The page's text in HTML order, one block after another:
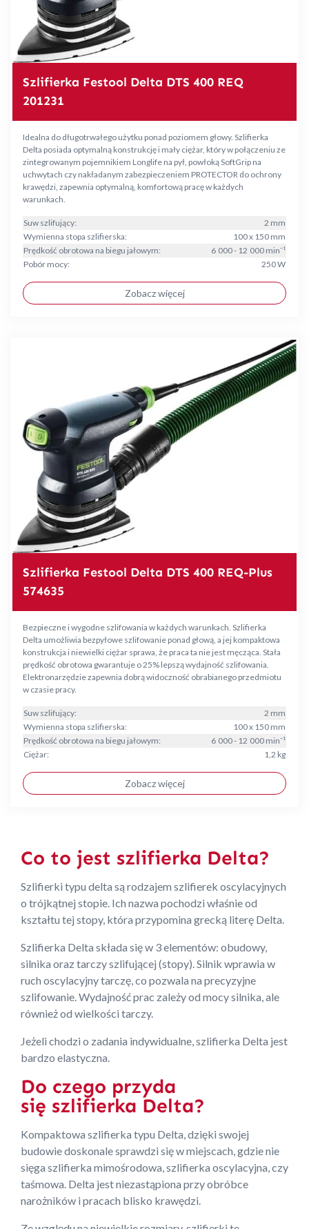
Szlifierka Festool Delta DTS 400 REQ
201231
Idealna do długotrwałego użytku ponad poziomem głowy. Szlifierka
Delta posiada optymalną konstrukcję i mały ciężar, który w połączeniu ze
zintegrowanym pojemnikiem Longlife na pył, powłoką SoftGrip na
uchwytach czy nakładanym zabezpieczeniem PROTECTOR do ochrony
krawędzi, zapewnia optymalną, komfortową pracę w każdych
warunkach.
Suw szlifujący:
2 mm
Wymienna stopa szlifierska:
100 x 150 mm
Prędkość obrotowa na biegu jałowym:
6 000 - 12 000 min⁻¹
Pobór mocy:
250 W
Zobacz więcej
Szlifierka Festool Delta DTS 400 REQ-Plus
574635
Bezpieczne i wygodne szlifowania w każdych warunkach. Szlifierka
Delta umożliwia bezpyłowe szlifowanie ponad głową, a jej kompaktowa
konstrukcja i niewielki ciężar sprawa, że praca ta nie jest męcząca. Stała
prędkość obrotowa gwarantuje o 25% lepszą wydajność szlifowania.
Elektronarzędzie zapewnia dobrą widoczność obrabianego przedmiotu
w czasie pracy.
Suw szlifujący:
2 mm
Wymienna stopa szlifierska:
100 x 150 mm
Prędkość obrotowa na biegu jałowym:
6 000 - 12 000 min⁻¹
Ciężar:
1,2 kg
Zobacz więcej
Co to jest szlifierka Delta?
Szlifierki typu delta są rodzajem szlifierek oscylacyjnych
o trójkątnej stopie. Ich nazwa pochodzi właśnie od
kształtu tej stopy, która przypomina grecką literę Delta.
Szlifierka Delta składa się w 3 elementów: obudowy,
silnika oraz tarczy szlifującej (stopy). Silnik wprawia w
ruch oscylacyjny tarczę, co pozwala na precyzyjne
szlifowanie. Wydajność prac zależy od mocy silnika, ale
również od wielkości tarczy.
Jeżeli chodzi o zadania indywidualne, szlifierka Delta jest
bardzo elastyczna.
Do czego przyda
się szlifierka Delta?
Kompaktowa szlifierka typu Delta, dzięki swojej
budowie doskonale sprawdzi się w miejscach, gdzie nie
sięga szlifierka mimośrodowa, szlifierka oscylacyjna, czy
taśmowa. Delta jest niezastąpiona przy obróbce
narożników i pracach blisko krawędzi.